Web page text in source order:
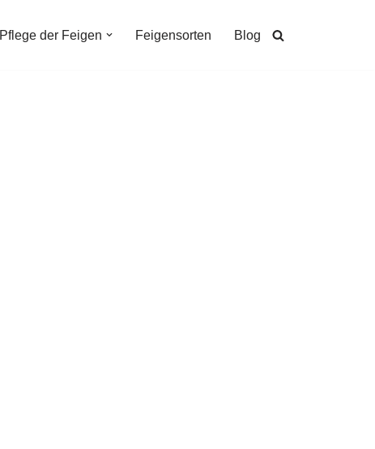
Pflege der Feigen Feigensorten Blog